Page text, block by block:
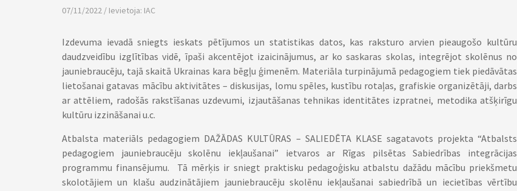
07/11/2022 / Ievietoja: IAC
Izdevuma ievadā sniegts ieskats pētījumos un statistikas datos, kas raksturo arvien pieaugošo kultūru
daudzveidību izglītības vidē, īpaši akcentējot izaicinājumus, ar ko saskaras skolas, integrējot skolēnus no
jauniebraucēju, tajā skaitā Ukrainas kara bēgļu ģimenēm. Materiāla turpinājumā pedagogiem tiek piedāvātas
lietošanai gatavas mācību aktivitātes – diskusijas, lomu spēles, kustību rotaļas, grafiskie organizētāji, darbs
ar attēliem, radošās rakstīšanas uzdevumi, izjautāšanas tehnikas identitātes izpratnei, metodika atšķirīgu
kultūru izzināšanai u.c.
Atbalsta materiāls pedagogiem DAŽĀDAS KULTŪRAS – SALIEDĒTA KLASE sagatavots projekta “Atbalsts
pedagogiem jauniebraucēju skolēnu iekļaušanai” ietvaros ar Rīgas pilsētas Sabiedrības integrācijas
programmu finansējumu. Tā mērķis ir sniegt praktisku pedagoģisku atbalstu dažādu mācību priekšmetu
skolotājiem un klašu audzinātājiem jauniebraucēju skolēnu iekļaušanai sabiedrībā un iecietības vērtību